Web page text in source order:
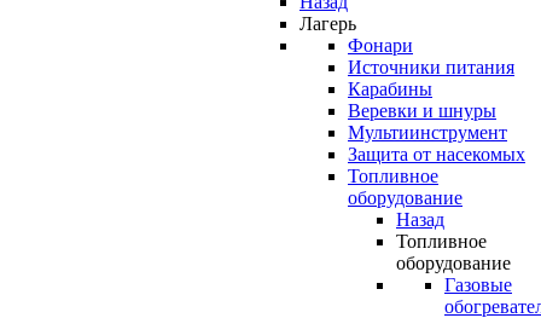
Лагерь
Фонари
Источники питания
Карабины
Веревки и шнуры
Мультиинструмент
Защита от насекомых
Топливное
оборудование
Назад
Топливное
оборудование
Газовые